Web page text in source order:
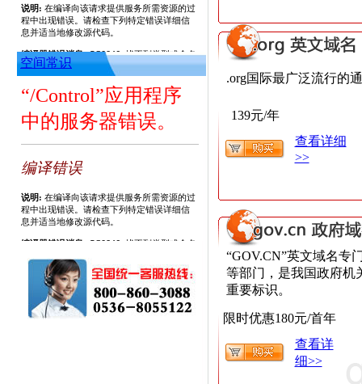
空间常识
.org国际最广泛流行的
139元/年
查看详细
>>
“GOV.CN”英文域名专
等部门，是我国政府机
重要标识。
限时优惠180元/首年
查看详
细>>